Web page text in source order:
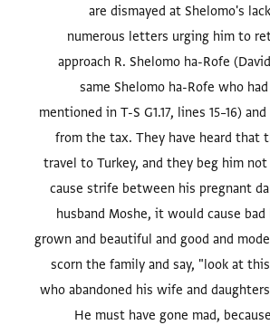
are dismayed at Shelomo's
numerous letters urging him to
approach R. Shelomo ha-Rofe
same Shelomo ha-Rofe who
mentioned in T-S G1.17, lines 15–16)
from the tax. They have heard that
travel to Turkey, and they beg him
cause strife between his pregnant
husband Moshe, it would cause
grown and beautiful and good and
scorn the family and say, "look at
who abandoned his wife and
He must have gone mad,